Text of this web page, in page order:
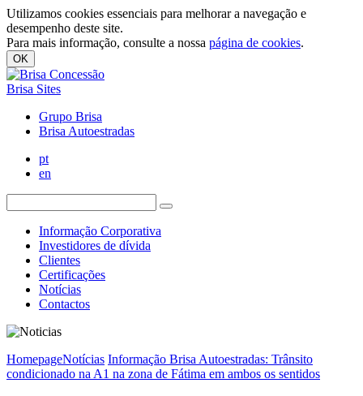
Utilizamos cookies essenciais para melhorar a navegação e
desempenho deste site.
Para mais informação, consulte a nossa página de cookies.
OK
Brisa Sites
Grupo Brisa
Brisa Autoestradas
pt
en
Informação Corporativa
Investidores de dívida
Clientes
Certificações
Notícias
Contactos
HomepageNotícias Informação Brisa Autoestradas: Trânsito
condicionado na A1 na zona de Fátima em ambos os sentidos